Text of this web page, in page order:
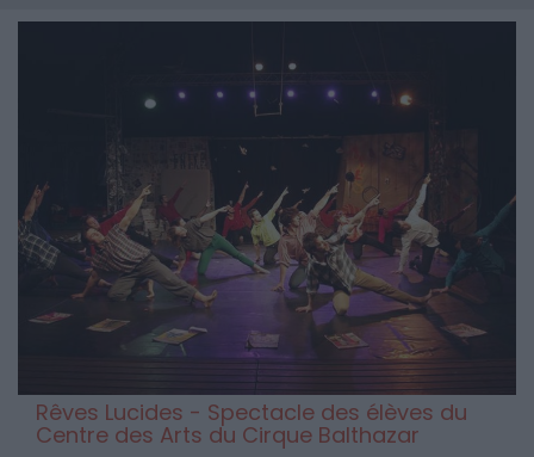
Rêves Lucides - Spectacle des élèves du
Centre des Arts du Cirque Balthazar